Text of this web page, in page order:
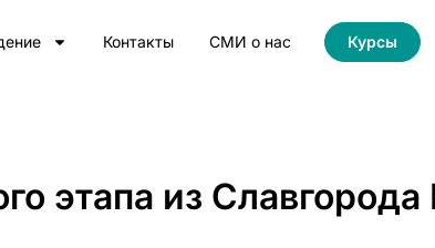
Контакты СМИ о нас Курсы
этапа из Славгорода